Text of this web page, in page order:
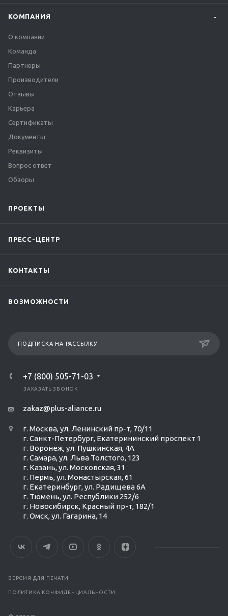
КОМПАНИЯ
О компании
Команда
Партнеры
Производители
Отзывы
Карьера
Сертификаты
Документы
Реквизиты
Вопрос ответ
Обзоры
ПРОЕКТЫ
ПРЕСС-ЦЕНТР
КОНТАКТЫ
ВОЗМОЖНОСТИ
ПОДПИСКА НА РАССЫЛКУ
+7 (800) 505-71-03
ЗАКАЗАТЬ ЗВОНОК
zakaz@plus-aliance.ru
г. Москва, ул. Ленинский пр-т, 70/11
г. Санкт-Петербург, Екатерининский проспект 1
г. Воронеж, ул. Пушкинская, 4А
г. Самара, ул. Льва Толстого, 123
г. Казань, ул. Московская, 31
г. Пермь, ул. Монастырская, 61
г. Екатеринбург, ул. Радищева 6А
г. Тюмень, ул. Республики 252/6
г. Новосибирск, Красный пр-т, 182/1
г. Омск, ул. ​Гагарина, 14
ВЕРСИЯ ДЛЯ ПЕЧАТИ
ПОЛИТИКА КОНФИДЕНЦИАЛЬНОСТИ